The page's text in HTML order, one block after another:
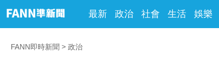
最新 政治 社會 生活 娛樂
FANN即時新聞 政治